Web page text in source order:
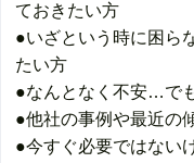
ておきたい方
●いざという時に困ら
たい方
●なんとなく不安…で
●他社の事例や最近の
●今すぐ必要ではない